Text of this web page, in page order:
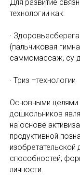
Для развитие
технологии как:
·
(пальчиковая
саммомассаж, су-
· Триз –технологии
Основными
дошкольников
на основе
продуктивной
изобретательской
способностей;
личности.